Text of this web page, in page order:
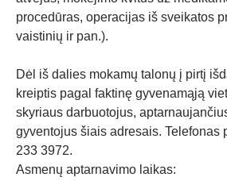
procedūras, operacijas iš sveikatos
vaistinių ir pan.).
Dėl iš dalies mokamų talonų į pirtį
kreiptis pagal faktinę gyvenamąją
skyriaus darbuotojus,
gyventojus šiais adresais. Telefonas
233 3972.
Asmenų aptarnavimo laikas: